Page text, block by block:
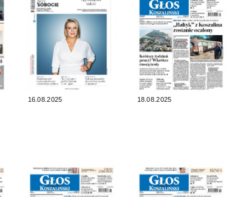
16.08.2025 18.08.2025